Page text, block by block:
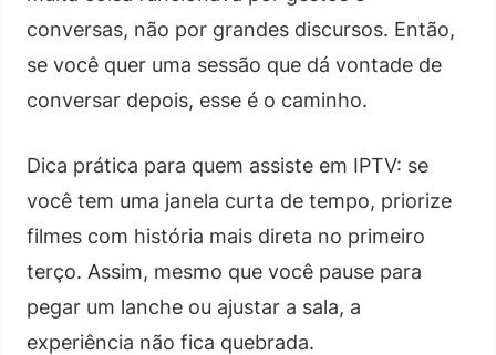
conversas, não por grandes discursos. Então,
se você quer uma sessão que dá vontade de
conversar depois, esse é o caminho.
Dica prática para quem assiste em IPTV: se
você tem uma janela curta de tempo, priorize
filmes com história mais direta no primeiro
terço. Assim, mesmo que você pause para
pegar um lanche ou ajustar a sala, a
experiência não fica quebrada.